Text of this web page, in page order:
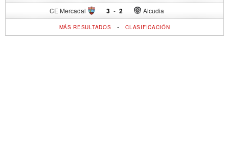
CE Mercadal 3 - Alcudia
2
MÁS RESULTADOS -CLASIFICACIÓN